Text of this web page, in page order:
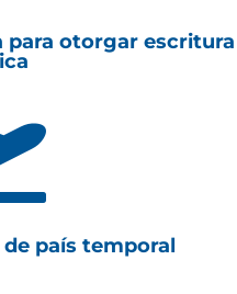
para otorgar escritura
país temporal